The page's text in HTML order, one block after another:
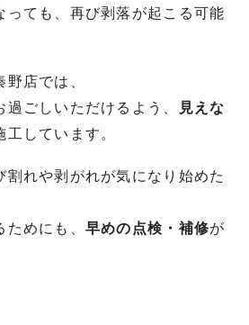
っても、再び剥落が起こる可能
店では、
ごしいただけるよう、
見えな
工しています。
割れや剥がれが気になり始めた
めにも、 早めの点検・補修が